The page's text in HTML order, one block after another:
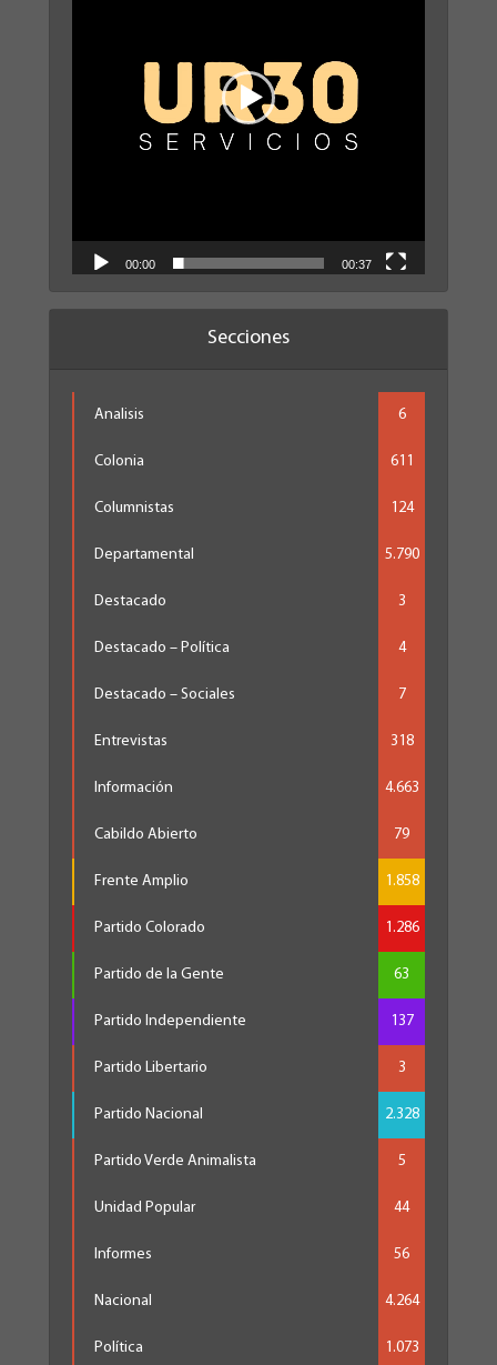
00:00 00:37
Secciones
Analisis 6
Colonia 611
Columnistas 124
Departamental 5.790
Destacado 3
Destacado – Política 4
Destacado – Sociales 7
Entrevistas 318
Información 4.663
Cabildo Abierto 79
Frente Amplio 1.858
Partido Colorado 1.286
Partido de la Gente 63
Partido Independiente 137
Partido Libertario 3
Partido Nacional 2.328
Partido Verde Animalista 5
Unidad Popular 44
Informes 56
Nacional 4.264
Política 1.073